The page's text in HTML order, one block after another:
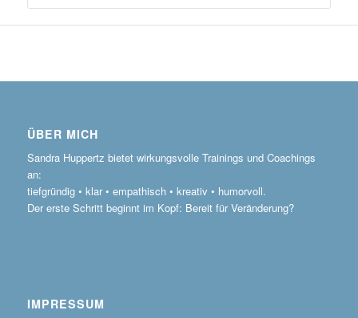
ÜBER MICH
Sandra Huppertz bietet wirkungsvolle Trainings und Coachings
an:
tiefgründig • klar • empathisch • kreativ • humorvoll.
Der erste Schritt beginnt im Kopf: Bereit für Veränderung?
IMPRESSUM